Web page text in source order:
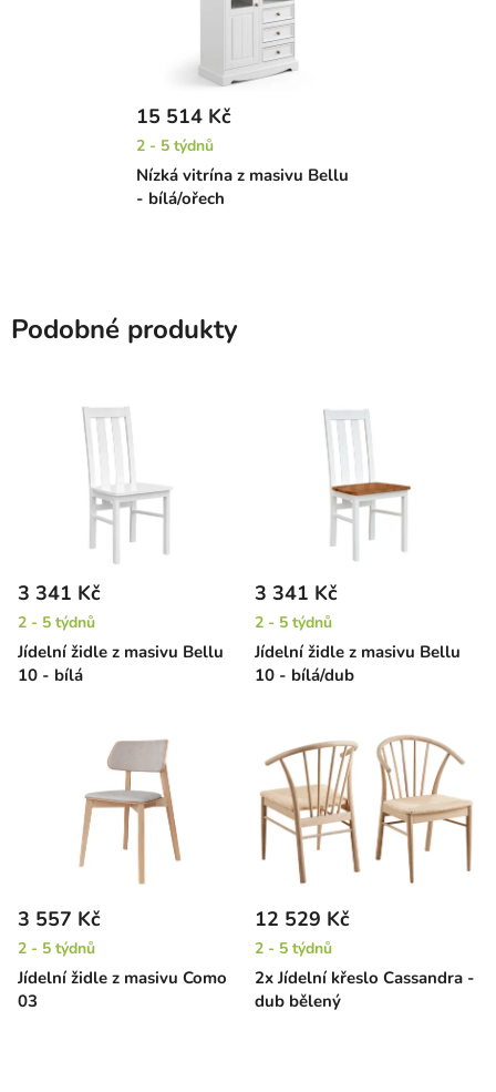
Nízká vitrína z masivu Bellu
- bílá/ořech
15 514 Kč
2 - 5 týdnů
Podobné produkty
Jídelní židle z masivu Bellu
10 - bílá
3 341 Kč
2 - 5 týdnů
Jídelní židle z masivu Bellu
10 - bílá/dub
3 341 Kč
2 - 5 týdnů
Jídelní židle z masivu Como
03
3 557 Kč
2 - 5 týdnů
2x Jídelní křeslo Cassandra -
dub bělený
12 529 Kč
2 - 5 týdnů